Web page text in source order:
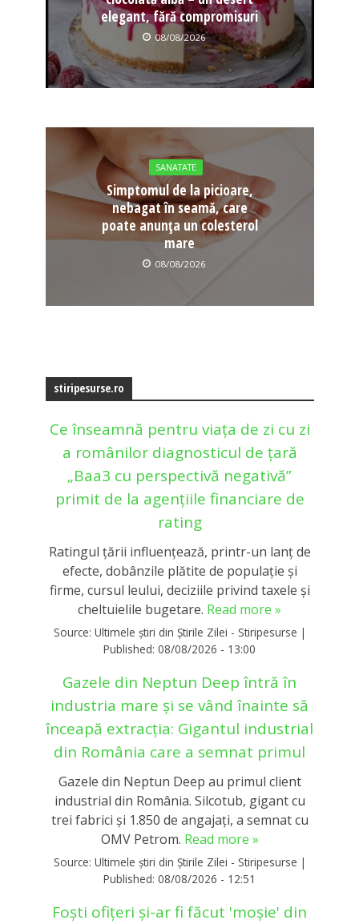
elegant, fără compromisuri
08/08/2026
SANATATE
Simptomul de la picioare,
nebagat în seamă, care
poate anunța un colesterol
mare
08/08/2026
stiripesurse.ro
Ce înseamnă pentru viața de zi cu zi
a românilor diagnosticul de țară
„Baa3 cu perspectivă negativă”
primit de la agențiile financiare de
rating
Ratingul țării influențează, printr-un lanț de
efecte, dobânzile plătite de populație și
firme, cursul leului, deciziile privind taxele și
cheltuielile bugetare. Read more »
Source: Ultimele știri din Știrile Zilei - Stiripesurse |
Published: 08/08/2026 - 13:00
Gazele din Neptun Deep întră în
industria mare și se vând înainte să
înceapă extracția: Gigantul industrial
din România care a semnat primul
Gazele din Neptun Deep au primul client
industrial din România. Silcotub, gigant cu
trei fabrici și 1.850 de angajați, a semnat cu
OMV Petrom. Read more »
Source: Ultimele știri din Știrile Zilei - Stiripesurse |
Published: 08/08/2026 - 12:51
Foști ofițeri și-ar fi făcut 'moșie' din